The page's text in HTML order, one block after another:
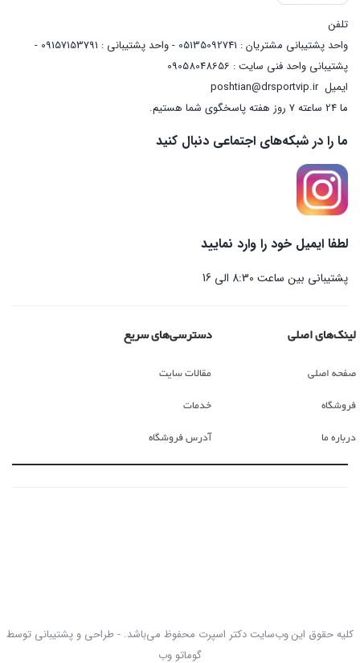
تلفن
واحد پشتیبانی مشتریان : 05135092741 - واحد پشتیبانی : 09157153791 -
پشتیبانی واحد فنی سایت : 09058048656
ایمیلposhtian@drsportvip.ir
ما 24 ساعته 7 روز هفته پاسخگوی شما هستیم.
ما را در شبکه‌های اجتماعی دنبال کنید
لطفا ایمیل خود را وارد نمایید
پشتیبانی بین ساعت 8:30 الی 16
لینک‌های اصلی
صفحه اصلی
فروشگاه
درباره ما
دسترسی‌های سریع
مقالات سایت
خدمات
آدرس فروشگاه
کلیه حقوق این وب‌سایت دکتر اسپرت محفوظ می‌باشد. - طراحی و پشتیبانی توسط
گوماتو وب